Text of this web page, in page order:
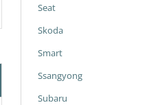
Seat
Skoda
Smart
Ssangyong
Subaru